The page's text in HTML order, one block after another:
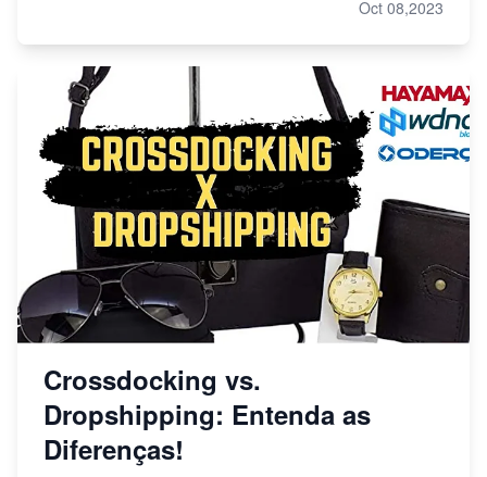
Oct 08,2023
Crossdocking vs.
Dropshipping: Entenda as
Diferenças!